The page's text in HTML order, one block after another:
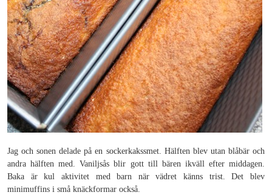
Jag och sonen delade på en sockerkakssmet. Hälften blev utan blåbär och
andra hälften med. Vaniljsås blir gott till bären ikväll efter middagen.
Baka är kul aktivitet med barn när vädret känns trist. Det blev
minimuffins i små knäckformar också.